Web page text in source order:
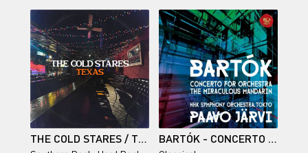
THE COLD STARES / TEXAS BARTÓK - CONCERTO FOR ORCHESTRA, THE MIRACULOUS MANDARIN SUITE (NHK SYMPHONY ORCHESTRA, PAAVO JÄRVI) - 2021/2023